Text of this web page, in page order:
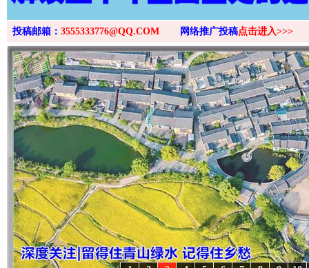
投稿邮箱： 3555333776@QQ.COM 网络推广投稿点击进入>>>